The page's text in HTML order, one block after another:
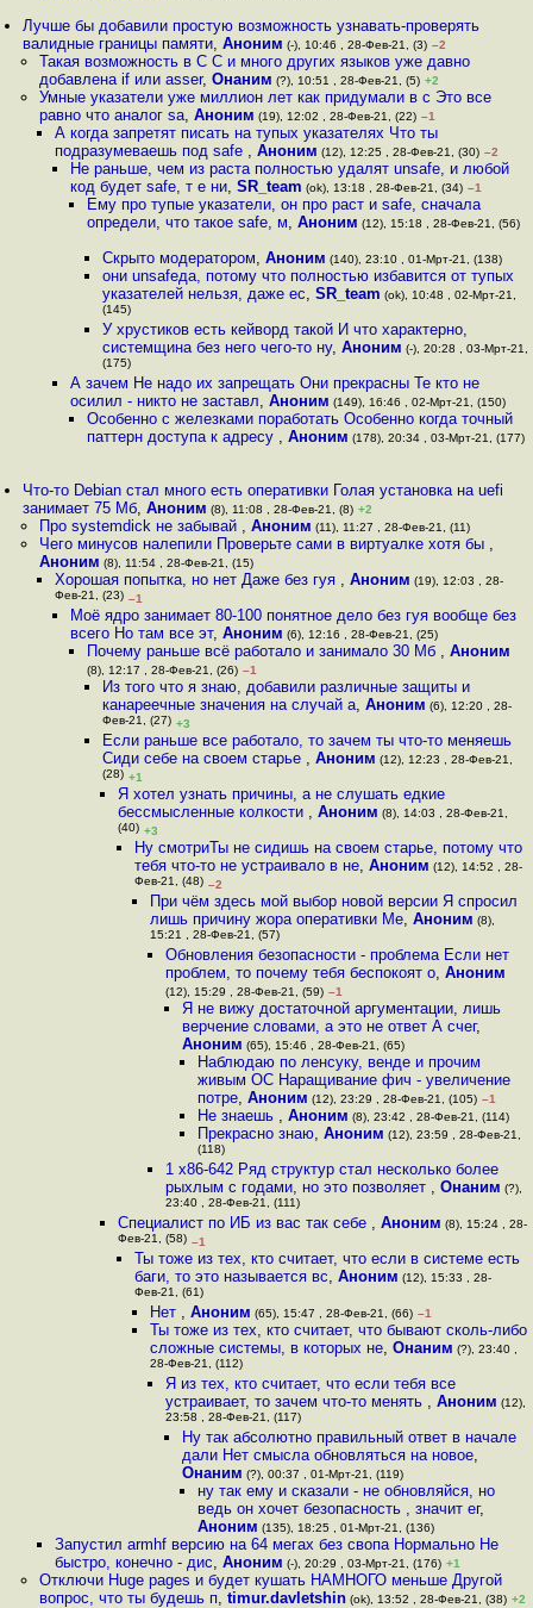
Лучше бы добавили простую возможность узнавать-проверять
валидные границы памяти,Аноним (-), 10:46 , 28-Фев-21, (3) –2
Такая возможность в C C и много других языков уже давно
добавлена if или asser, Онаним (?), 10:51 , 28-Фев-21, (5) +2
Умные указатели уже миллион лет как придумали в с Это все
равно что аналог sa, Аноним (19), 12:02 , 28-Фев-21, (22) –1
А когда запретят писать на тупых указателях Что ты
подразумеваешь под safe , Аноним (12), 12:25 , 28-Фев-21, (30) –2
Не раньше, чем из раста полностью удалят unsafe, и любой
код будет safe, т е ни,SR_team (ok), 13:18 , 28-Фев-21, (34) –1
Ему про тупые указатели, он про раст и safe, сначала
определи, что такое safe, м, Аноним (12), 15:18 , 28-Фев-21, (56)
Скрыто модератором, Аноним (140), 23:10 , 01-Мрт-21, (138)
они unsafeда, потому что полностью избавится от тупых
указателей нельзя, даже ес, SR_team (ok), 10:48 , 02-Мрт-21,
(145)
У хрустиков есть кейворд такой И что характерно,
системщина без него чего-то ну, Аноним (-), 20:28 , 03-Мрт-21,
(175)
А зачем Не надо их запрещать Они прекрасны Те кто не
осилил - никто не заставл,Аноним (149), 16:46 , 02-Мрт-21, (150)
Особенно с железками поработать Особенно когда точный
паттерн доступа к адресу , Аноним (178), 20:34 , 03-Мрт-21, (177)
Что-то Debian стал много есть оперативки Голая установка на uefi
занимает 75 Мб,Аноним (8), 11:08 , 28-Фев-21, (8) +2
Про systemdick не забывай , Аноним (11), 11:27 , 28-Фев-21, (11)
Чего минусов налепили Проверьте сами в виртуалке хотя бы ,
Аноним (8), 11:54 , 28-Фев-21, (15)
Хорошая попытка, но нет Даже без гуя , Аноним (19), 12:03 , 28-
Фев-21, (23) –1
Моё ядро занимает 80-100 понятное дело без гуя вообще без
всего Но там все эт,Аноним (6), 12:16 , 28-Фев-21, (25)
Почему раньше всё работало и занимало 30 Мб , Аноним
(8), 12:17 , 28-Фев-21, (26) –1
Из того что я знаю, добавили различные защиты и
канареечные значения на случай а, Аноним (6), 12:20 , 28-
Фев-21, (27) +3
Если раньше все работало, то зачем ты что-то меняешь
Сиди себе на своем старье , Аноним (12), 12:23 , 28-Фев-21,
(28) +1
Я хотел узнать причины, а не слушать едкие
бессмысленные колкости ,Аноним (8), 14:03 , 28-Фев-21,
(40) +3
Ну смотриТы не сидишь на своем старье, потому что
тебя что-то не устраивало в не, Аноним (12), 14:52 , 28-
Фев-21, (48) –2
При чём здесь мой выбор новой версии Я спросил
лишь причину жора оперативки Ме, Аноним (8),
15:21 , 28-Фев-21, (57)
Обновления безопасности - проблема Если нет
проблем, то почему тебя беспокоят о,Аноним
(12), 15:29 , 28-Фев-21, (59) –1
Я не вижу достаточной аргументации, лишь
верчение словами, а это не ответ А счег,
Аноним (65), 15:46 , 28-Фев-21, (65)
Наблюдаю по ленсуку, венде и прочим
живым ОС Наращивание фич - увеличение
потре, Аноним (12), 23:29 , 28-Фев-21, (105) –1
Не знаешь , Аноним (8), 23:42 , 28-Фев-21, (114)
Прекрасно знаю, Аноним (12), 23:59 , 28-Фев-21,
(118)
1 x86-642 Ряд структур стал несколько более
рыхлым с годами, но это позволяет ,Онаним (?),
23:40 , 28-Фев-21, (111)
Специалист по ИБ из вас так себе ,Аноним (8), 15:24 , 28-
Фев-21, (58) –1
Ты тоже из тех, кто считает, что если в системе есть
баги, то это называется вс, Аноним (12), 15:33 , 28-
Фев-21, (61)
Нет , Аноним (65), 15:47 , 28-Фев-21, (66) –1
Ты тоже из тех, кто считает, что бывают сколь-либо
сложные системы, в которых не, Онаним (?), 23:40 ,
28-Фев-21, (112)
Я из тех, кто считает, что если тебя все
устраивает, то зачем что-то менять ,Аноним (12),
23:58 , 28-Фев-21, (117)
Ну так абсолютно правильный ответ в начале
дали Нет смысла обновляться на новое,
Онаним (?), 00:37 , 01-Мрт-21, (119)
ну так ему и сказали - не обновляйся, но
ведь он хочет безопасность , значит ег,
Аноним (135), 18:25 , 01-Мрт-21, (136)
Запустил armhf версию на 64 мегах без свопа Нормально Не
быстро, конечно - дис, Аноним (-), 20:29 , 03-Мрт-21, (176) +1
Отключи Huge pages и будет кушать НАМНОГО меньше Другой
вопрос, что ты будешь п, timur.davletshin(ok), 13:52 , 28-Фев-21, (38) +2